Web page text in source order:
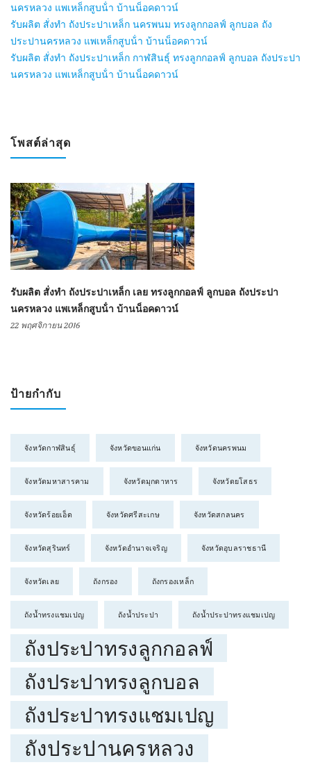
นครหลวง แพเหล็กสูบน้ํา บ้านน็อคดาวน์
รับผลิต สั่งทำ ถังประปาเหล็ก นครพนม ทรงลูกกอลฟ์ ลูกบอล ถัง
ประปานครหลวง แพเหล็กสูบน้ํา บ้านน็อคดาวน์
รับผลิต สั่งทำ ถังประปาเหล็ก กาฬสินธุ์ ทรงลูกกอลฟ์ ลูกบอล ถังประปา
นครหลวง แพเหล็กสูบน้ํา บ้านน็อคดาวน์
โพสต์ล่าสุด
รับผลิต สั่งทำ ถังประปาเหล็ก เลย ทรงลูกกอลฟ์ ลูกบอล ถังประปา
นครหลวง แพเหล็กสูบน้ํา บ้านน็อคดาวน์
22 พฤศจิกายน 2016
ป้ายกำกับ
จังหวัดกาฬสินธุ์ จังหวัดขอนแก่น จังหวัดนครพนม
จังหวัดมหาสารคาม จังหวัดมุกดาหาร จังหวัดยโสธร
จังหวัดร้อยเอ็ด จังหวัดศรีสะเกษ จังหวัดสกลนคร
จังหวัดสุรินทร์ จังหวัดอำนาจเจริญ จังหวัดอุบลราชธานี
จังหวัดเลย ถังกรอง ถังกรองเหล็ก
ถังน้ำทรงแชมเปญ ถังน้ำประปา ถังน้ำประปาทรงแชมเปญ
ถังประปาทรงลูกกอลฟ์
ถังประปาทรงลูกบอล
ถังประปาทรงแชมเปญ
ถังประปานครหลวง